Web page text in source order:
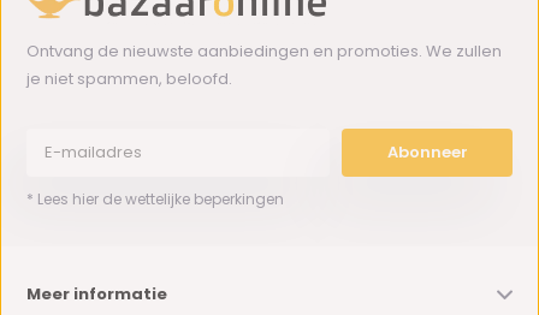
Ontvang de nieuwste aanbiedingen en promoties. We zullen
je niet spammen, beloofd.
Abonneer
* Lees hier de wettelijke beperkingen
Meer informatie